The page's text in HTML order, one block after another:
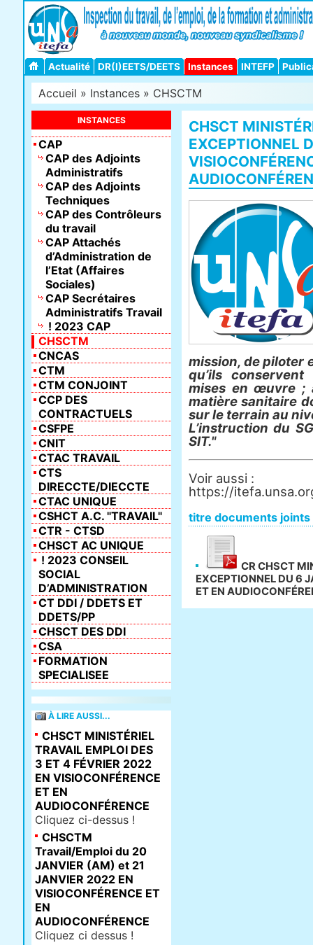
Actualité DR(I)EETS/DEETS Instances INTEFP
Accueil » Instances » CHSCTM
CHSCT
EXCEPTIONNEL
mission, de piloter
qu’ils
mises en œuvre ;
matière sanitaire
sur le terrain au
L’instruction du
SIT."
Voir aussi :
https://
titre documents joints
CR CHSCT
EXCEPTIONNEL DU 6
ET EN
INSTANCES
CAP
CAP des Adjoints
Administratifs
CAP des Adjoints
Techniques
CAP des Contrôleurs
du travail
CAP Attachés
d’Administration de
l’Etat (Affaires
Sociales)
CAP Secrétaires
Administratifs Travail
! 2023 CAP
CHSCTM
CNCAS
CTM
CTM CONJOINT
CCP DES
CONTRACTUELS
CSFPE
CNIT
CTAC TRAVAIL
CTS
DIRECCTE/DIECCTE
CTAC UNIQUE
CSHCT A.C. "TRAVAIL"
CTR - CTSD
CHSCT AC UNIQUE
! 2023 CONSEIL
SOCIAL
D’ADMINISTRATION
CT DDI / DDETS ET
DDETS/PP
CHSCT DES DDI
CSA
FORMATION
SPECIALISEE
À LIRE AUSSI...
CHSCT MINISTÉRIEL
TRAVAIL EMPLOI DES
3 ET 4 FÉVRIER 2022
EN VISIOCONFÉRENCE
ET EN
AUDIOCONFÉRENCE
Cliquez ci-dessus !
CHSCTM
Travail/Emploi du 20
JANVIER (AM) et 21
JANVIER 2022 EN
VISIOCONFÉRENCE ET
EN
AUDIOCONFÉRENCE
Cliquez ci dessus !